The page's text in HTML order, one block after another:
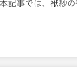
記事では、袱紗